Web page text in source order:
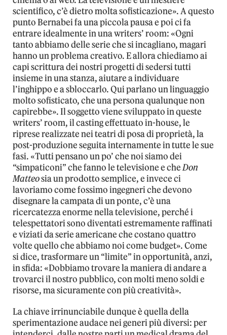
scientifico, c’è dietro molta sofisticazione». A questo
punto Bernabei fa una piccola pausa e poi ci fa
entrare idealmente in una writers’ room: «Ogni
tanto abbiamo delle serie che si incagliano, magari
hanno un problema creativo. E allora chiediamo ai
capi scrittura dei nostri progetti di sedersi tutti
insieme in una stanza, aiutare a individuare
l’inghippo e a sbloccarlo. Qui parlano un linguaggio
molto sofisticato, che una persona qualunque non
capirebbe». Il soggetto viene sviluppato in queste
writers’ room, il casting effettuato in-house, le
riprese realizzate nei teatri di posa di proprietà, la
post-produzione seguita internamente in tutte le sue
fasi. «Tutti pensano un po’ che noi siamo dei
“simpaticoni” che fanno le televisione e cheDon
Matteosia un prodotto semplice, e invece ci
lavoriamo come fossimo ingegneri che devono
disegnare la campata di un ponte, c’è una
ricercatezza enorme nella televisione, perché i
telespettatori sono diventati estremamente raffinati
e viziati da serie americane che costano quattro
volte quello che abbiamo noi come budget». Come
si dice, trasformare un “limite” in opportunità, anzi,
in sfida: «Dobbiamo trovare la maniera di andare a
trovarci il nostro pubblico, con molti meno soldi e
risorse, ma sicuramente con più creatività».
La chiave irrinunciabile dunque è quella della
sperimentazione audace nei generi più diversi: per